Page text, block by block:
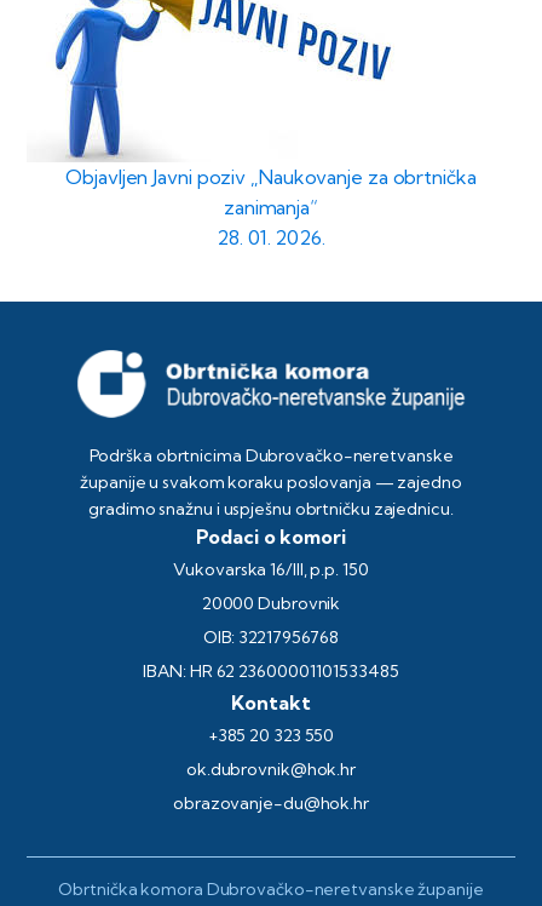
Objavljen Javni poziv „Naukovanje za obrtnička
zanimanja“
28. 01. 2026.
Podrška obrtnicima Dubrovačko-neretvanske
županije u svakom koraku poslovanja — zajedno
gradimo snažnu i uspješnu obrtničku zajednicu.
Podaci o komori
Vukovarska 16/III, p.p. 150
20000 Dubrovnik
OIB: 32217956768
IBAN: HR 62 23600001101533485
Kontakt
+385 20 323 550
ok.dubrovnik@hok.hr
obrazovanje-du@hok.hr
Obrtnička komora Dubrovačko-neretvanske županije